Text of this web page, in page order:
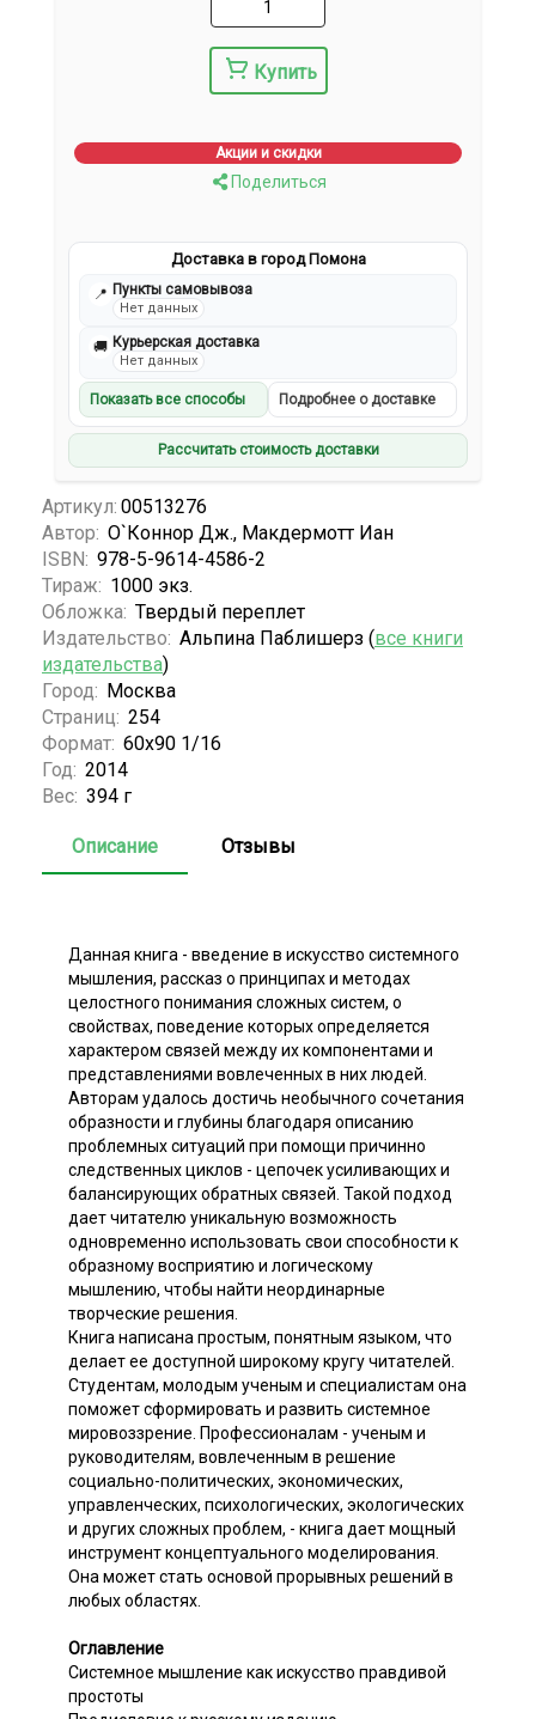
Купить
Акции и скидки
Поделиться
Доставка в город Помона
📍 Пункты самовывоза
Нет данных
🚚 Курьерская доставка
Нет данных
Показать все способы Подробнее о доставке
Рассчитать стоимость доставки
Артикул: 00513276
Автор: О`Коннор Дж., Макдермотт Иан
ISBN: 978-5-9614-4586-2
Тираж: 1000 экз.
Обложка: Твердый переплет
Издательство: Альпина Паблишерз (все книги
издательства)
Город: Москва
Страниц: 254
Формат: 60x90 1/16
Год: 2014
Вес: 394 г
Описание Отзывы
Данная книга - введение в искусство системного
мышления, рассказ о принципах и методах
целостного понимания сложных систем, о
свойствах, поведение которых определяется
характером связей между их компонентами и
представлениями вовлеченных в них людей.
Авторам удалось достичь необычного сочетания
образности и глубины благодаря описанию
проблемных ситуаций при помощи причинно
следственных циклов - цепочек усиливающих и
балансирующих обратных связей. Такой подход
дает читателю уникальную возможность
одновременно использовать свои способности к
образному восприятию и логическому
мышлению, чтобы найти неординарные
творческие решения.
Книга написана простым, понятным языком, что
делает ее доступной широкому кругу читателей.
Студентам, молодым ученым и специалистам она
поможет сформировать и развить системное
мировоззрение. Профессионалам - ученым и
руководителям, вовлеченным в решение
социально-политических, экономических,
управленческих, психологических, экологических
и других сложных проблем, - книга дает мощный
инструмент концептуального моделирования.
Она может стать основой прорывных решений в
любых областях.
Оглавление
Системное мышление как искусство правдивой
простоты